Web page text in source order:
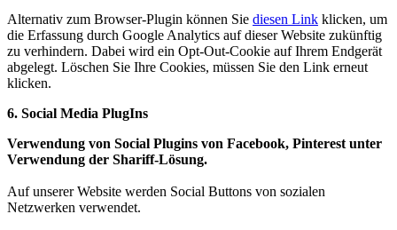
Alternativ zum Browser-Plugin können Sie diesen Link klicken, um
die Erfassung durch Google Analytics auf dieser Website zukünftig
zu verhindern. Dabei wird ein Opt-Out-Cookie auf Ihrem Endgerät
abgelegt. Löschen Sie Ihre Cookies, müssen Sie den Link erneut
klicken.
6. Social Media PlugIns
Verwendung von Social Plugins von Facebook, Pinterest unter
Verwendung der Shariff-Lösung.
Auf unserer Website werden Social Buttons von sozialen
Netzwerken verwendet.